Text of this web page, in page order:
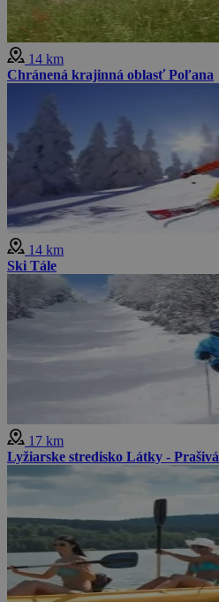
14 km
Chránená krajinná oblasť Poľana
14 km
Ski Tále
17 km
Lyžiarske stredisko Látky - Prašivá